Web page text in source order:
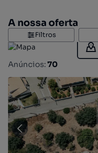
A nossa oferta
Filtros
Anúncios: 70